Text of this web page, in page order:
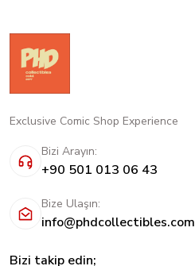
Exclusive Comic Shop Experience
Bizi Arayın:
+90 501 013 06 43
Bize Ulaşın:
info@phdcollectibles.com
Bizi takip edin;